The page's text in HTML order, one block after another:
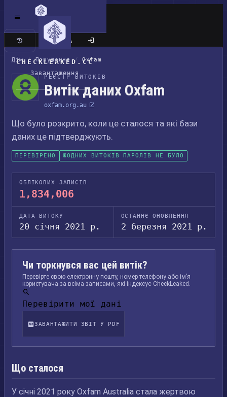
CHECKLEAKED.CC
Завантаження
Класичний сайт
Дім / Порушення / Oxfam
РЕЄСТР ВИТОКІВ
Витік даних Oxfam
oxfam.org.au
Що було розкрито, коли це сталося та які бази
даних це підтверджують.
ПЕРЕВІРЕНО ЖОДНИХ ВИТОКІВ ПАРОЛІВ НЕ БУЛО
ОБЛІКОВИХ ЗАПИСІВ
1,834,006
ДАТА ВИТОКУ
20 січня 2021 р.
ОСТАННЄ ОНОВЛЕННЯ
2 березня 2021 р.
Чи торкнувся вас цей витік?
Перевірте свою електронну пошту, номер телефону або ім’я
користувача за всіма записами, які індексує CheckLeaked.
Перевірити мої дані
ЗАВАНТАЖИТИ ЗВІТ У PDF
Що сталося
У січні 2021 року Oxfam Australia стала жертвою